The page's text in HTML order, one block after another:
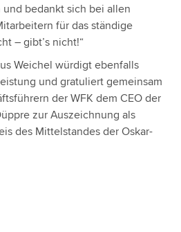
und bedankt sich bei allen
für das ständige
– gibt’s nicht!“
Weichel würdigt ebenfalls
und gratuliert gemeinsam
der WFK dem CEO der
zur Auszeichnung als
des Mittelstandes der Oskar-